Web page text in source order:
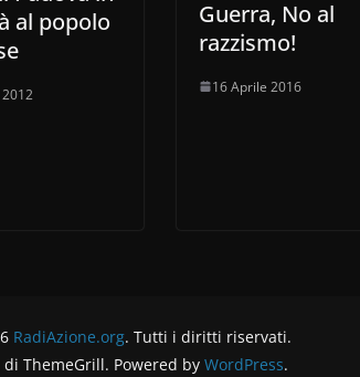
al popolo
Guerra, No al
razzismo!
16 Aprile 2016
RadiAzione.org. Tutti i diritti riservati.
di ThemeGrill. Powered by WordPress.